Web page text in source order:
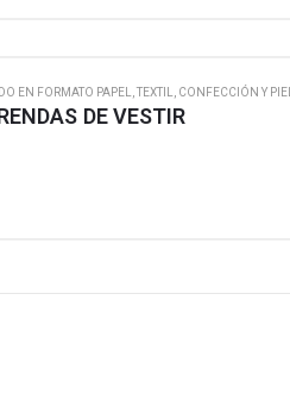
EN FORMATO PAPEL TEXTIL, CONFECCIÓN Y PIEL
DE VESTIR